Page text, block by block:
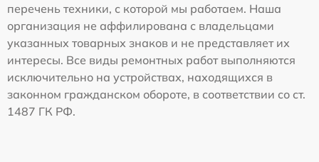
перечень техники, с которой мы работаем. Наша
организация не аффилирована с владельцами
указанных товарных знаков и не представляет их
интересы. Все виды ремонтных работ выполняются
исключительно на устройствах, находящихся в
законном гражданском обороте, в соответствии со ст.
1487 ГК РФ.